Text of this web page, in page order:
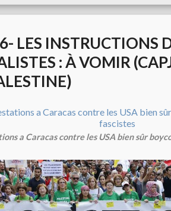
LES INSTRUCTIONS
: À VOMIR
a Caracas contre les USA bien sûr